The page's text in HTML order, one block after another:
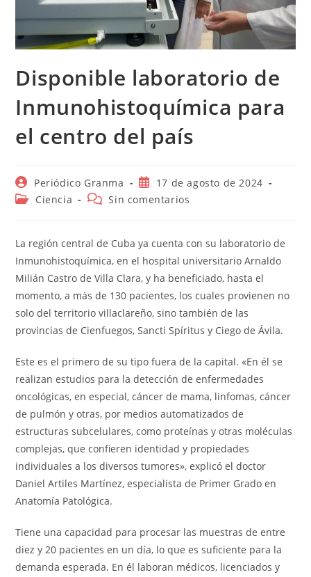
Disponible laboratorio de
Inmunohistoquímica para
el centro del país
Autor
de
Periódico Granma
Publicación
de
17 de agosto de 2024
Categoría
entrada:
Ciencia
Comentarios
entrada:
Sin comentarios
La región central de Cuba ya cuenta con su laboratorio de
Inmunohistoquímica, en el hospital universitario Arnaldo
Milián Castro de Villa Clara, y ha beneficiado, hasta el
momento, a más de 130 pacientes, los cuales provienen no
solo del territorio villaclareño, sino también de las
provincias de Cienfuegos, Sancti Spíritus y Ciego de Ávila.
Este es el primero de su tipo fuera de la capital. «En él se
realizan estudios para la detección de enfermedades
oncológicas, en especial, cáncer de mama, linfomas, cáncer
de pulmón y otras, por medios automatizados de
estructuras subcelulares, como proteínas y otras moléculas
complejas, que confieren identidad y propiedades
individuales a los diversos tumores», explicó el doctor
Daniel Artiles Martínez, especialista de Primer Grado en
Anatomía Patológica.
Tiene una capacidad para procesar las muestras de entre
diez y 20 pacientes en un día, lo que es suficiente para la
demanda esperada. En él laboran médicos, licenciados y